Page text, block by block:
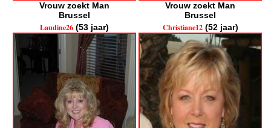
Vrouw zoekt Man
Brussel
Vrouw zoekt Man
Brussel
Laudine26 (53 jaar) Christiane12(52 jaar)